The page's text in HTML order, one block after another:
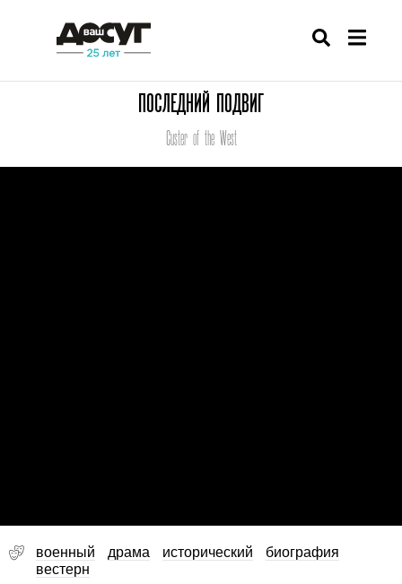
ПОСЛЕДНИЙ ПОДВИГ
Custer of the West
военный драма исторический
биография
вестерн